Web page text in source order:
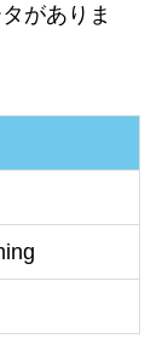
がありま